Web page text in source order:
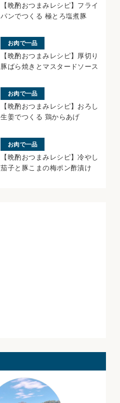
【晩酌おつまみレシピ】フライ
パンでつくる 極とろ塩煮豚
お肉で一品
【晩酌おつまみレシピ】厚切り
豚ばら焼きとマスタードソース
お肉で一品
【晩酌おつまみレシピ】おろし
生姜でつくる 鶏からあげ
お肉で一品
【晩酌おつまみレシピ】冷やし
茄子と豚こまの梅ポン酢漬け